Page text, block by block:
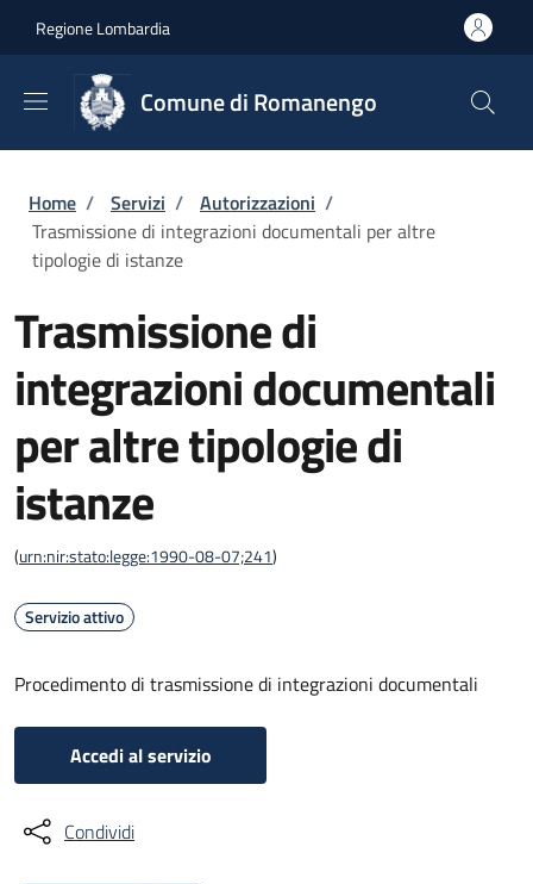
Regione Lombardia
Comune di Romanengo
Briciole di pane
Home / Servizi / Autorizzazioni /
Trasmissione di integrazioni documentali per altre
tipologie di istanze
Trasmissione di
integrazioni documentali
per altre tipologie di
istanze
(urn:nir:stato:legge:1990-08-07;241)
Servizio attivo
Procedimento di trasmissione di integrazioni documentali
Accedi al servizio
Condividi